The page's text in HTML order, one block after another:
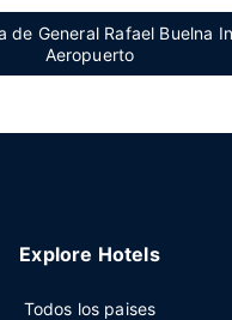
de General Rafael Buelna
Aeropuerto
Explore Hotels
Todos los paises